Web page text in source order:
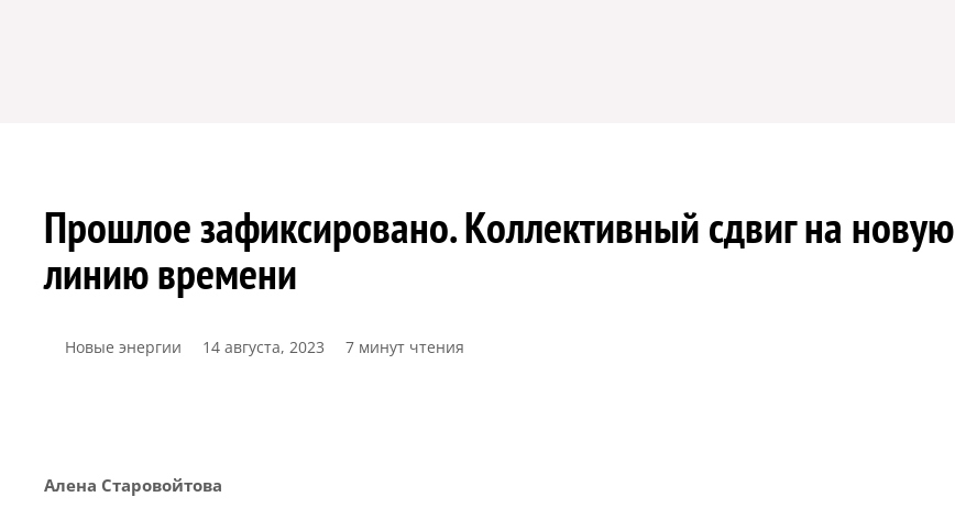
Прошлое зафиксировано. Коллективный сдвиг на новую
линию времени
Новые энергии 14 августа, 2023 7 минут чтения
Алена Старовойтова